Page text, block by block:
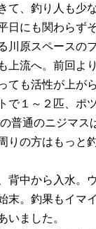
て、釣り人も少
日にも関わらず
川原スペースの
上流へ。前回よ
ても活性が上が
で１～２匹、ポ
普通のニジマス
りの方はもっと
背中から入水。
末。釣果もイマ
いました。